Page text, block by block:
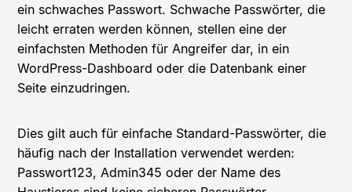
ein schwaches Passwort. Schwache Passwörter, die
leicht erraten werden können, stellen eine der
einfachsten Methoden für Angreifer dar, in ein
WordPress-Dashboard oder die Datenbank einer
Seite einzudringen.
Dies gilt auch für einfache Standard-Passwörter, die
häufig nach der Installation verwendet werden:
Passwort123, Admin345 oder der Name des